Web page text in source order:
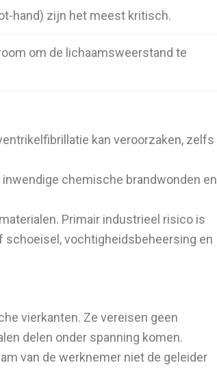
hand) zijn het meest kritisch.
om de lichaamsweerstand te
kan veroorzaken, zelfs
chemische brandwonden en
Primair industrieel risico is
schoeisel, vochtigheidsbeheersing en
vierkanten. Ze vereisen geen
delen onder spanning komen.
van de werknemer niet de geleider